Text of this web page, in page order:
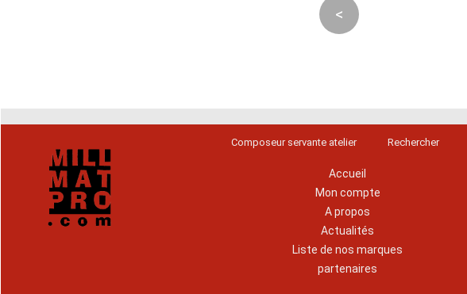
<
Composeur servante atelier Rechercher
Accueil
Mon compte
A propos
Actualités
Liste de nos marques
partenaires